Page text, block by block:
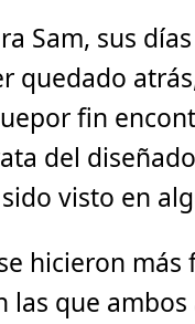
Sam, sus
quedado
fin
del
visto en
hicieron más
las que